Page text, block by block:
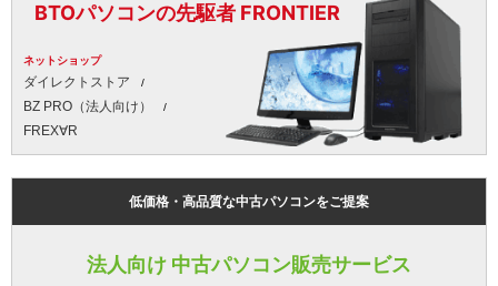
BTOパソコンの先駆者 FRONTIER
ネットショップ
ダイレクトストア
BZ PRO（法人向け）
FREX∀R
低価格・高品質な中古パソコンをご提案
法人向け 中古パソコン販売サービス